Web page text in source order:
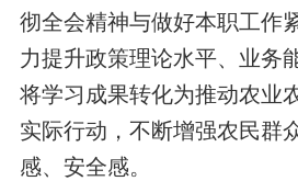
彻全会精神与做好本职工作
力提升政策理论水平、业务
将学习成果转化为推动农业
实际行动，不断增强农民群
感、安全感。